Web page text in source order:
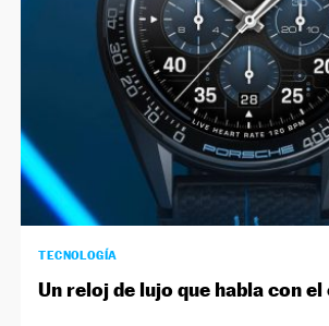
TECNOLOGÍA
Un reloj de lujo que habla con el